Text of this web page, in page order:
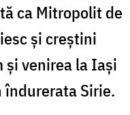
ca Mitropolit de
și creștini
și venirea la Iași
îndurerata Sirie.